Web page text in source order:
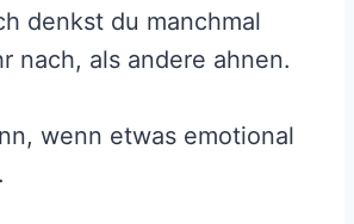
denkst du manchmal
nach, als andere ahnen.
wenn etwas emotional